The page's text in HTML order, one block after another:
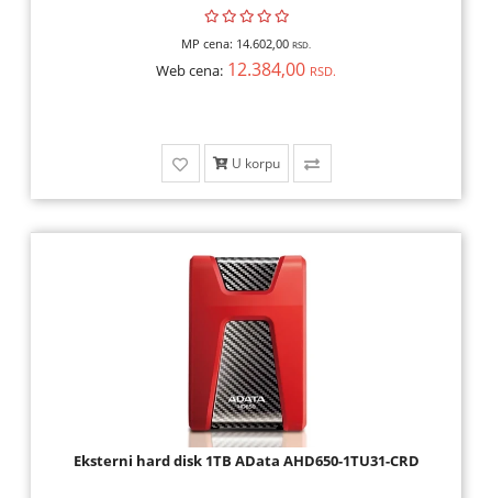
MP cena: 14.602,00 RSD.
Web cena: 12.384,00 RSD.
U korpu
Eksterni hard disk 1TB AData AHD650-1TU31-CRD